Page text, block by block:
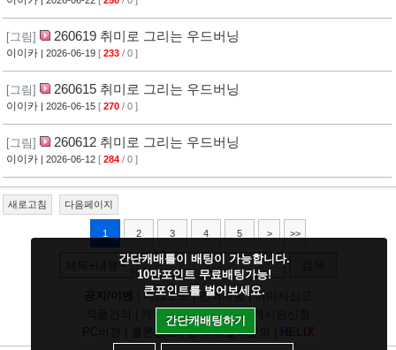
[그림] 260619 취미로 그리는 우드버닝
이이카 | 2026-06-19 [ 233 / 0 ]
[그림] 260615 취미로 그리는 우드버닝
이이카 | 2026-06-15 [ 270 / 0 ]
[그림] 260612 취미로 그리는 우드버닝
이이카 | 2026-06-12 [ 284 / 0 ]
새로고침 다음페이지
1 2 3 4 5 > >>
다크모드|건의사항|이미지신고
캐릭건의|기타디비|
클론신고|정지/패널티문의 H I X
간단캐배틀이 배팅이 가능합니다.
10만포인트 무료배팅가능!
큰포인트를 벌어보세요.
간단캐배팅하기